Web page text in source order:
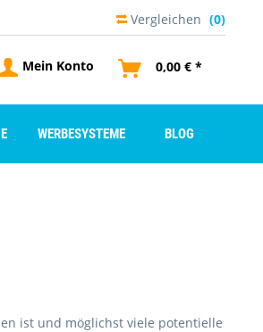
Vergleichen (0)
Mein Konto 0,00 € *
WERBESYSTEME BLOG
ist und möglichst viele potentielle